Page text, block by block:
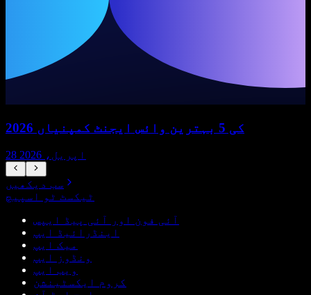
2026 کی 5 بہترین وائس ایجنٹ کمپنیاں
28 اپریل، 2026
سب دیکھیں
ٹیکسٹ ٹو اسپیچ
آئی فون اور آئی پیڈ ایپس
اینڈرائیڈ ایپ
میک ایپ
ونڈوز ایپ
ویب ایپ
کروم ایکسٹینشن